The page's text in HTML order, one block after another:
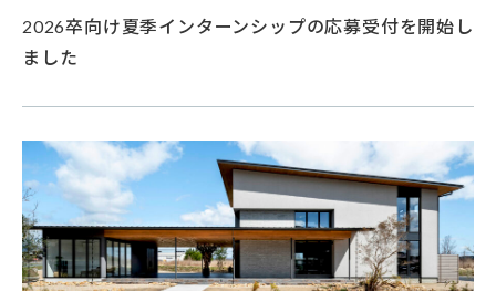
2026卒向け夏季インターンシップの応募受付を開始し
ました